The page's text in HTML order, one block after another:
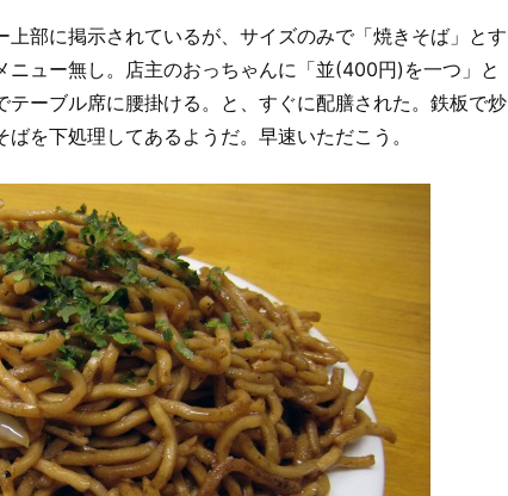
上部に掲示されているが、サイズのみで「焼きそば」とす
ニュー無し。店主のおっちゃんに「並(400円)を一つ」と
ーブル席に腰掛ける。と、すぐに配膳された。鉄板で炒
を下処理してあるようだ。早速いただこう。